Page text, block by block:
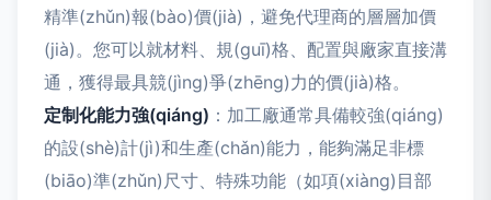
精準(zhǔn)報(bào)價(jià)，避免代理商的層層加價
(jià)。您可以就材料、規(guī)格、配置與廠家直接溝
通，獲得最具競(jìng)爭(zhēng)力的價(jià)格。
定制化能力強(qiáng) ：加工廠通常具備較強(qiáng)
的設(shè)計(jì)和生產(chǎn)能力，能夠滿足非標
(biāo)準(zhǔn)尺寸、特殊功能（如項(xiàng)目部